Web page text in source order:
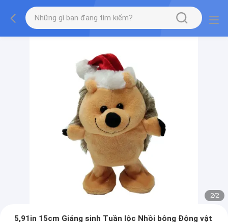
2/2
5,91in 15cm Giáng sinh Tuần lộc Nhồi bông Động vật